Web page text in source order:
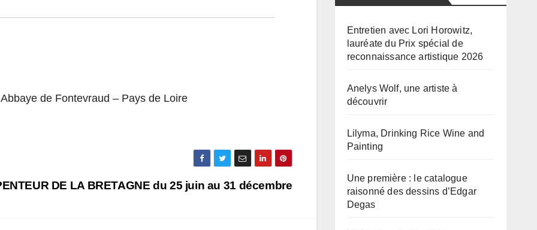
de Fontevraud – Pays de Loire
DE LA BRETAGNE du 25 juin au 31 décembre
Entretien avec Lori Horowitz,
lauréate du Prix spécial de
reconnaissance artistique 2026
Anelys Wolf, une artiste à
découvrir
Lilyma, Drinking Rice Wine and
Painting
Une première : le catalogue
raisonné des dessins d’Edgar
Degas